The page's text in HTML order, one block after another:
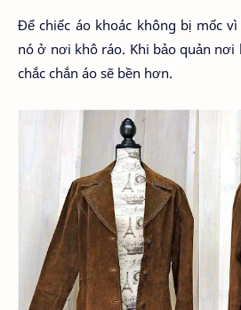
Để chiếc áo khoác không bị mốc
nó ở nơi khô ráo. Khi bảo quản nơi
chắc chắn áo sẽ bền hơn.